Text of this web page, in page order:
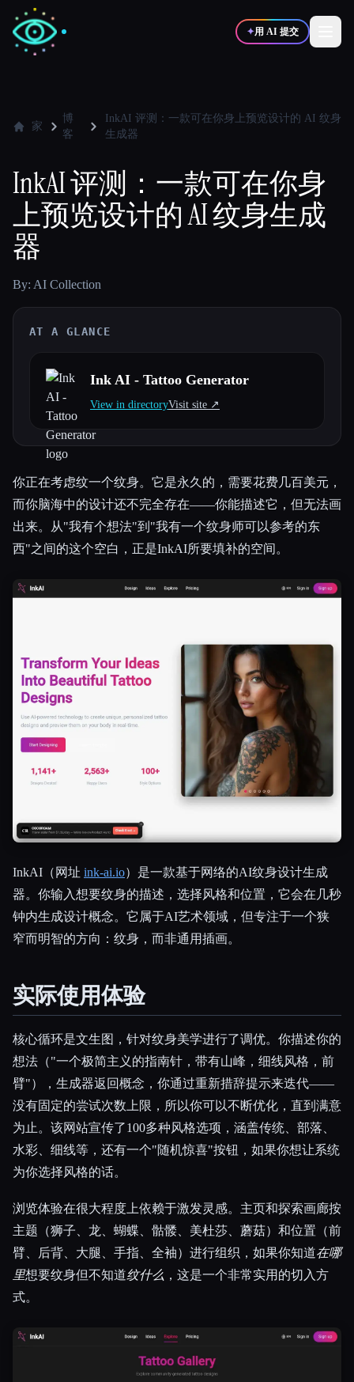
✦用 AI 提交
写作者 🎨设计师
💻 开发者 📈营销
🎓学生 🎬 创作者
博客
所有分类
Esc
家
博
客
InkAI 评测：一款可在你身上预览设计的 AI 纹身
生成器
InkAI 评测：一款可在你身
上预览设计的 AI 纹身生成
器
By: AI Collection
AT A GLANCE
Ink AI - Tattoo Generator
View in directoryVisit site ↗︎
你正在考虑纹一个纹身。它是永久的，需要花费几百美元，
而你脑海中的设计还不完全存在——你能描述它，但无法画
出来。从"我有个想法"到"我有一个纹身师可以参考的东
西"之间的这个空白，正是InkAI所要填补的空间。
InkAI（网址 ink-ai.io）是一款基于网络的AI纹身设计生成
器。你输入想要纹身的描述，选择风格和位置，它会在几秒
钟内生成设计概念。它属于AI艺术领域，但专注于一个狭
窄而明智的方向：纹身，而非通用插画。
实际使用体验
核心循环是文生图，针对纹身美学进行了调优。你描述你的
想法（"一个极简主义的指南针，带有山峰，细线风格，前
臂"），生成器返回概念，你通过重新措辞提示来迭代——
没有固定的尝试次数上限，所以你可以不断优化，直到满意
为止。该网站宣传了100多种风格选项，涵盖传统、部落、
水彩、细线等，还有一个"随机惊喜"按钮，如果你想让系统
为你选择风格的话。
浏览体验在很大程度上依赖于激发灵感。主页和探索画廊按
主题（狮子、龙、蝴蝶、骷髅、美杜莎、蘑菇）和位置（前
臂、后背、大腿、手指、全袖）进行组织，如果你知道在哪
里想要纹身但不知道纹什么 ，这是一个非常实用的切入方
式。